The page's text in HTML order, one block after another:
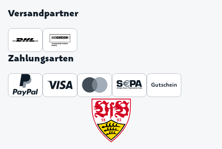
Versandpartner
Zahlungsarten